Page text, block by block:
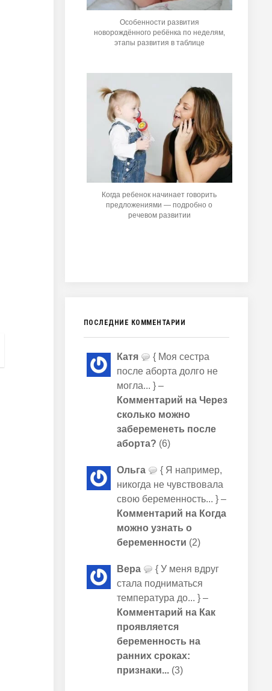
Особенности развития
новорождённого ребёнка по неделям,
этапы развития в таблице
Когда ребенок начинает говорить
предложениями — подробно о
речевом развитии
ПОСЛЕДНИЕ КОММЕНТАРИИ
Катя
{ Моя сестра
после аборта долго не
могла... } –
Комментарий на Через
сколько можно
забеременеть после
аборта? (6)
Ольга
{ Я например,
никогда не чувствовала
свою беременность... } –
Комментарий на Когда
можно узнать о
беременности (2)
Вера
{ У меня вдруг
стала подниматься
температура до... } –
Комментарий на Как
проявляется
беременность на
ранних сроках:
признаки...(3)